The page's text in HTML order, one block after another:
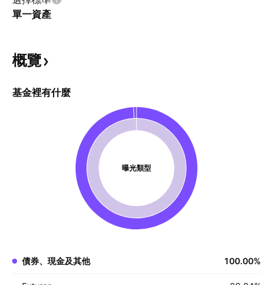
單一資產
概覽
基金裡有什麼
曝光類型
債券、現金及其他 100.00%